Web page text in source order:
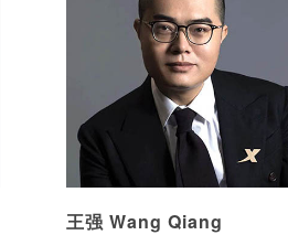
王强 Wang Qiang